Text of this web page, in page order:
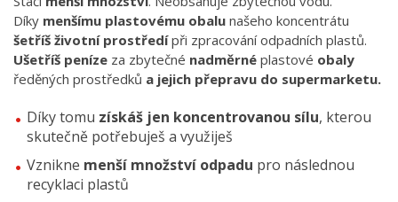
Díky menšímu plastovému obalu našeho koncentrátu
šetříš životní prostředípři zpracování odpadních plastů.
Ušetříš peníze za zbytečné nadměrné plastové obaly
ředěných prostředků a jejich přepravu do supermarketu.
Díky tomu získáš jen koncentrovanou sílu, kterou
skutečně potřebuješ a využiješ
Vznikne menší množství odpadu pro následnou
recyklaci plastů